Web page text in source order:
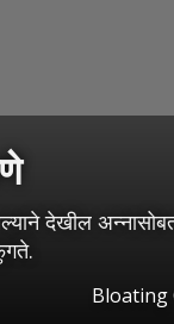
देखील
Bloating